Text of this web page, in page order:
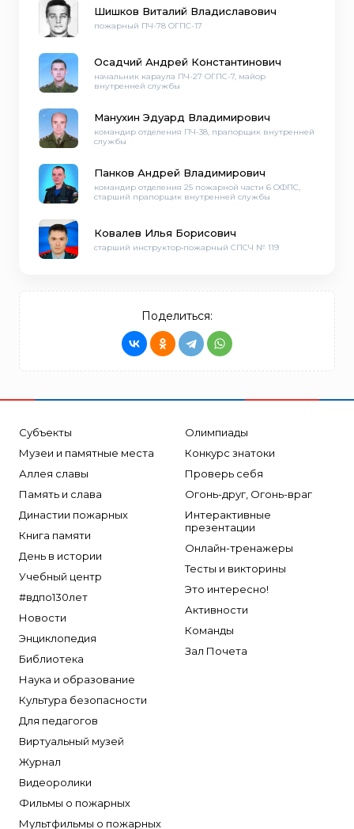
Шишков Виталий Владиславович
пожарный ПЧ-78 ОГПС-17
Осадчий Андрей Константинович
начальник караула ПЧ-27 ОГПС-7, майор
внутренней службы
Манухин Эдуард Владимирович
командир отделения ПЧ-38, прапорщик внутренней
службы
Панков Андрей Владимирович
командир отделения 25 пожарной части 6 ОФПС,
старший прапорщик внутренней службы
Ковалев Илья Борисович
старший инструктор‑пожарный СПСЧ № 119
Поделиться:
Субъекты
Музеи и памятные места
Аллея славы
Память и слава
Династии пожарных
Книга памяти
День в истории
Учебный центр
#вдпо130лет
Новости
Энциклопедия
Библиотека
Наука и образование
Культура безопасности
Для педагогов
Виртуальный музей
Журнал
Видеоролики
Фильмы о пожарных
Мультфильмы о пожарных
Олимпиады
Конкурс знатоки
Проверь себя
Огонь-друг, Огонь-враг
Интерактивные
презентации
Онлайн-тренажеры
Тесты и викторины
Это интересно!
Активности
Команды
Зал Почета